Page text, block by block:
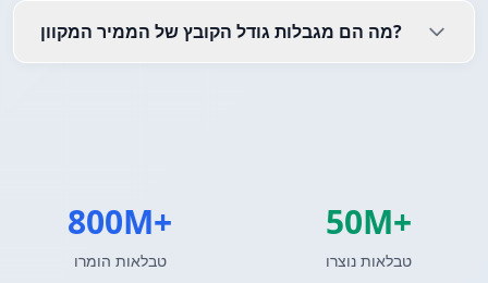
מה הם מגבלות גודל הקובץ של הממיר המקוון?
800M+
טבלאות הומרו
50M+
טבלאות נוצרו